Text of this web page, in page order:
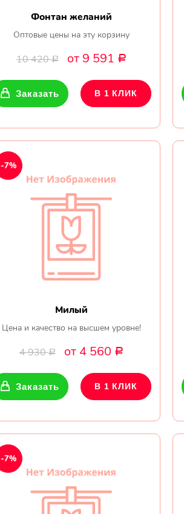
Фонтан желаний
Оптовые цены на эту корзину
10 420Р от 9 591 Р
Заказать В 1 КЛИК
Милый
Цена и качество на высшем уровне!
4 930Р от 4 560 Р
-7%
Заказать В 1 КЛИК
-7%